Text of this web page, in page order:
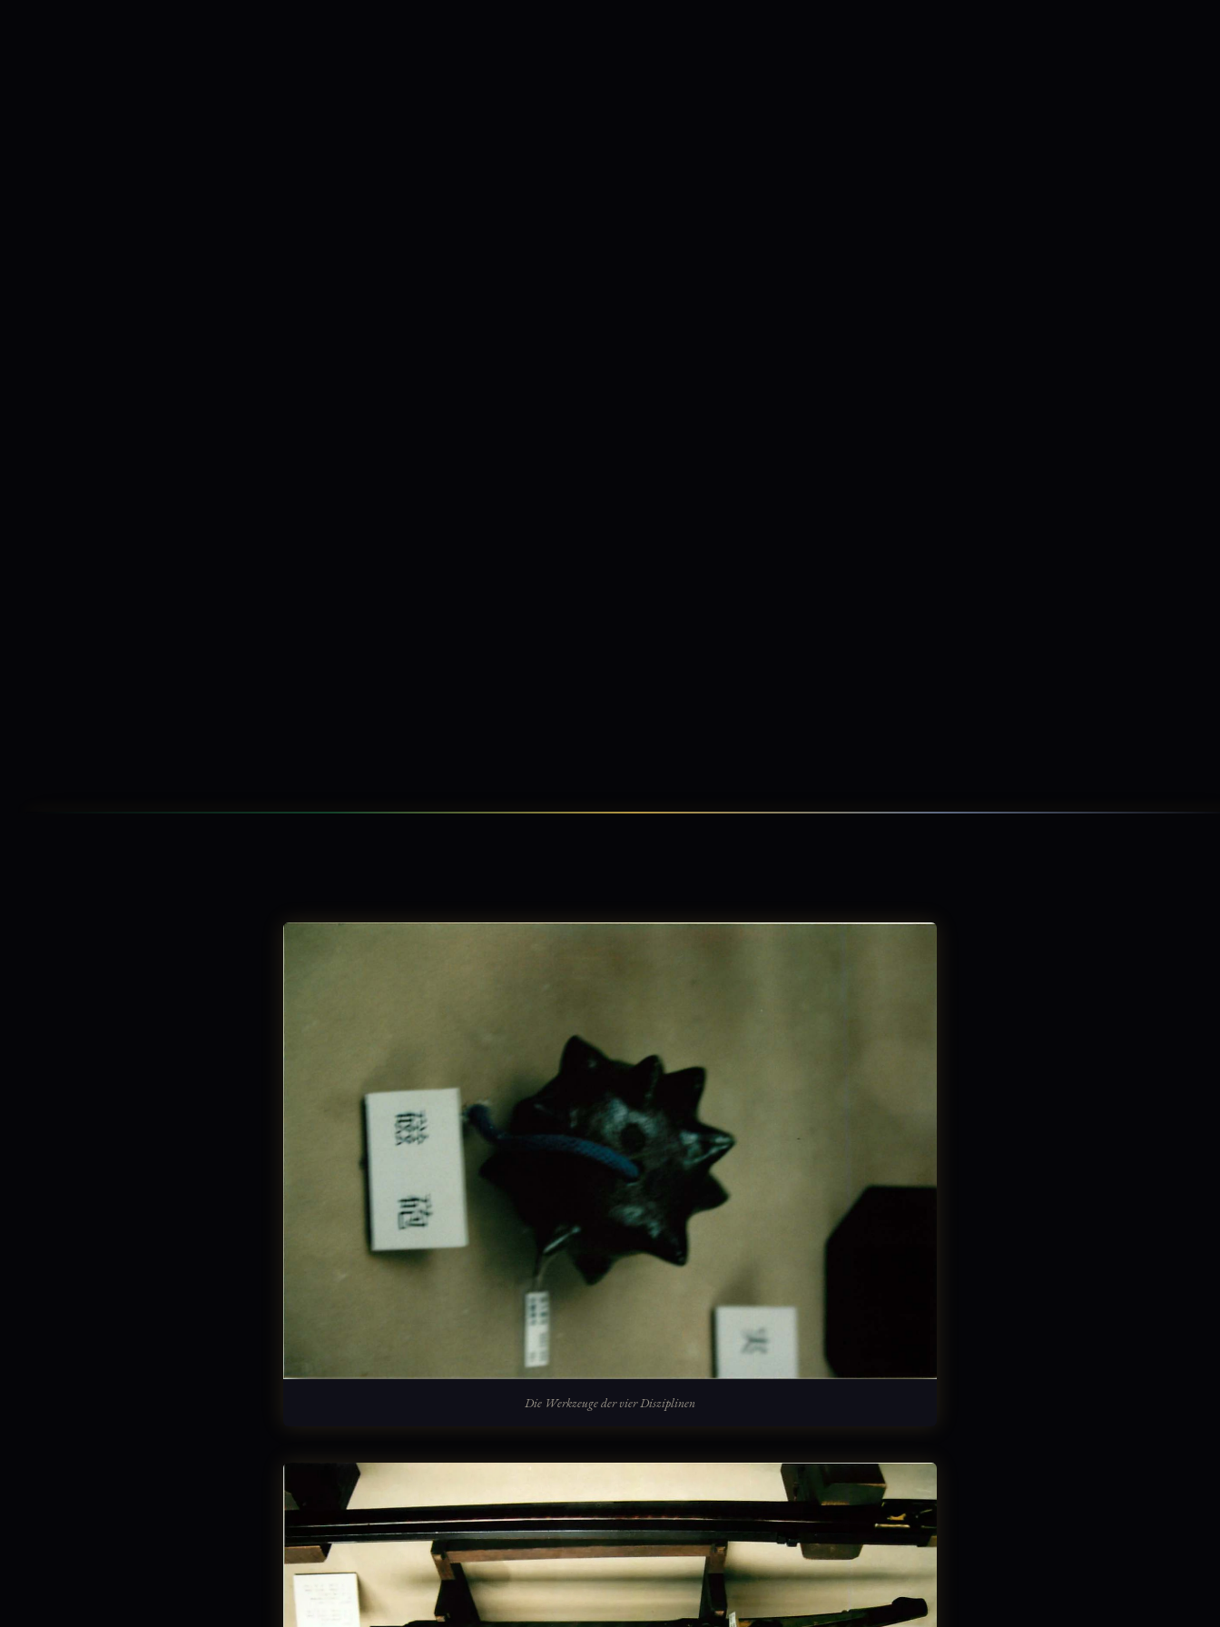
Die Werkzeuge der vier Disziplinen